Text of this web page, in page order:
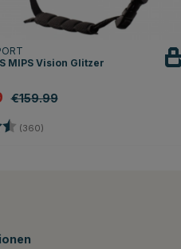
MIPS Vision Glitzer
€159.99
(360)